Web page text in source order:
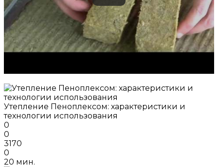
Утепление Пеноплексом: характеристики и
технологии использования
0
0
3170
0
20 мин.